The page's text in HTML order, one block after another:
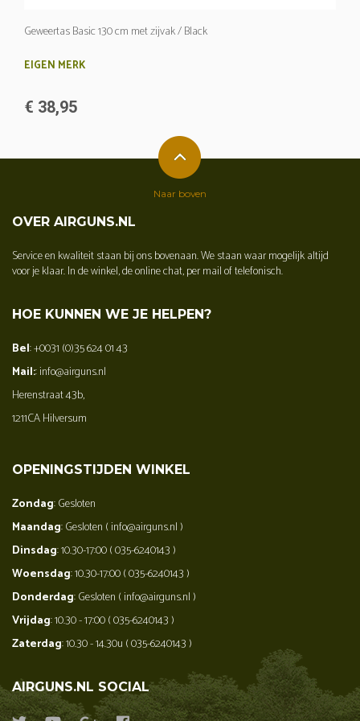
Geweertas Basic 130 cm met zijvak / Black
EIGEN MERK
€ 38,95
OVER AIRGUNS.NL
Service en kwaliteit staan bij ons bovenaan. We staan waar mogelijk altijd
voor je klaar. In de winkel, de online chat, per mail of telefonisch.
HOE KUNNEN WE JE HELPEN?
Bel: +0031 (0)35 624 01 43
Mail:: info@airguns.nl
Herenstraat 43b,
1211CA Hilversum
OPENINGSTIJDEN WINKEL
Zondag: Gesloten
Maandag: Gesloten ( info@airguns.nl )
Dinsdag: 10.30-17:00 ( 035-6240143 )
Woensdag: 10.30-17:00 ( 035-6240143 )
Donderdag: Gesloten ( info@airguns.nl )
Vrijdag: 10.30 - 17:00 ( 035-6240143 )
Zaterdag: 10.30 - 14.30u ( 035-6240143 )
AIRGUNS.NL SOCIAL
Naar boven